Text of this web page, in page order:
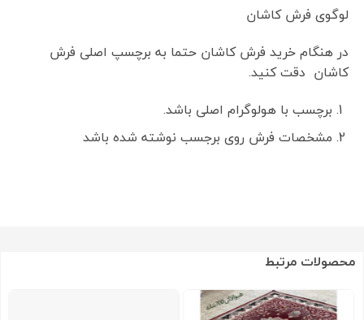
لوگوی فرش کاشان
در هنگام خرید فرش کاشان حتما به برچسپ اصلی فرش
کاشان دقت کنید.
برچسب با هولوگرام اصلی باشد.
مشخصات فرش روی برجسب نوشته شده باشد
محصولات مرتبط